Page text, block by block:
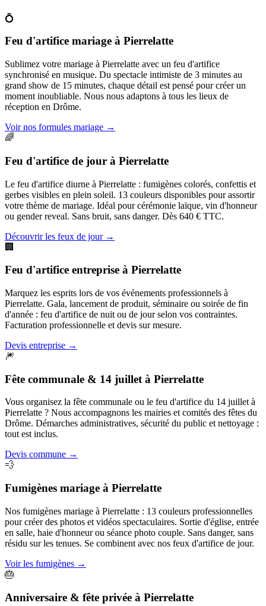
💍
Feu d'artifice mariage à Pierrelatte
Sublimez votre mariage à Pierrelatte avec un feu d'artifice
synchronisé en musique. Du spectacle intimiste de 3 minutes au
grand show de 15 minutes, chaque détail est pensé pour créer un
moment inoubliable. Nous nous adaptons à tous les lieux de
réception en Drôme.
Voir nos formules mariage →
🌈
Feu d'artifice de jour à Pierrelatte
Le feu d'artifice diurne à Pierrelatte : fumigènes colorés, confettis et
gerbes visibles en plein soleil. 13 couleurs disponibles pour assortir
votre thème de mariage. Idéal pour cérémonie laïque, vin d'honneur
ou gender reveal. Sans bruit, sans danger. Dès 640 € TTC.
Découvrir les feux de jour→
🏢
Feu d'artifice entreprise à Pierrelatte
Marquez les esprits lors de vos événements professionnels à
Pierrelatte. Gala, lancement de produit, séminaire ou soirée de fin
d'année : feu d'artifice de nuit ou de jour selon vos contraintes.
Facturation professionnelle et devis sur mesure.
Devis entreprise →
🎆
Fête communale & 14 juillet à Pierrelatte
Vous organisez la fête communale ou le feu d'artifice du 14 juillet à
Pierrelatte ? Nous accompagnons les mairies et comités des fêtes du
Drôme. Démarches administratives, sécurité du public et nettoyage :
tout est inclus.
Devis commune →
💨
Fumigènes mariage à Pierrelatte
Nos fumigènes mariage à Pierrelatte : 13 couleurs professionnelles
pour créer des photos et vidéos spectaculaires. Sortie d'église, entrée
en salle, haie d'honneur ou séance photo couple. Sans danger, sans
résidu sur les tenues. Se combinent avec nos feux d'artifice de jour.
Voir les fumigènes →
🎂
Anniversaire & fête privée à Pierrelatte